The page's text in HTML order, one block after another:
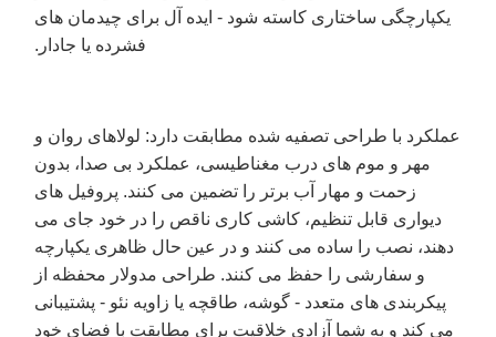
یکپارچگی ساختاری کاسته شود - ایده آل برای چیدمان های
فشرده یا جادار.
عملکرد با طراحی تصفیه شده مطابقت دارد: لولاهای روان و
مهر و موم های درب مغناطیسی، عملکرد بی صدا، بدون
زحمت و مهار آب برتر را تضمین می کنند. پروفیل های
دیواری قابل تنظیم، کاشی کاری ناقص را در خود جای می
دهند، نصب را ساده می کنند و در عین حال ظاهری یکپارچه
و سفارشی را حفظ می کنند. طراحی مدولار محفظه از
پیکربندی های متعدد - گوشه، طاقچه یا زاویه نئو - پشتیبانی
می کند و به شما آزادی خلاقیت برای مطابقت با فضای خود